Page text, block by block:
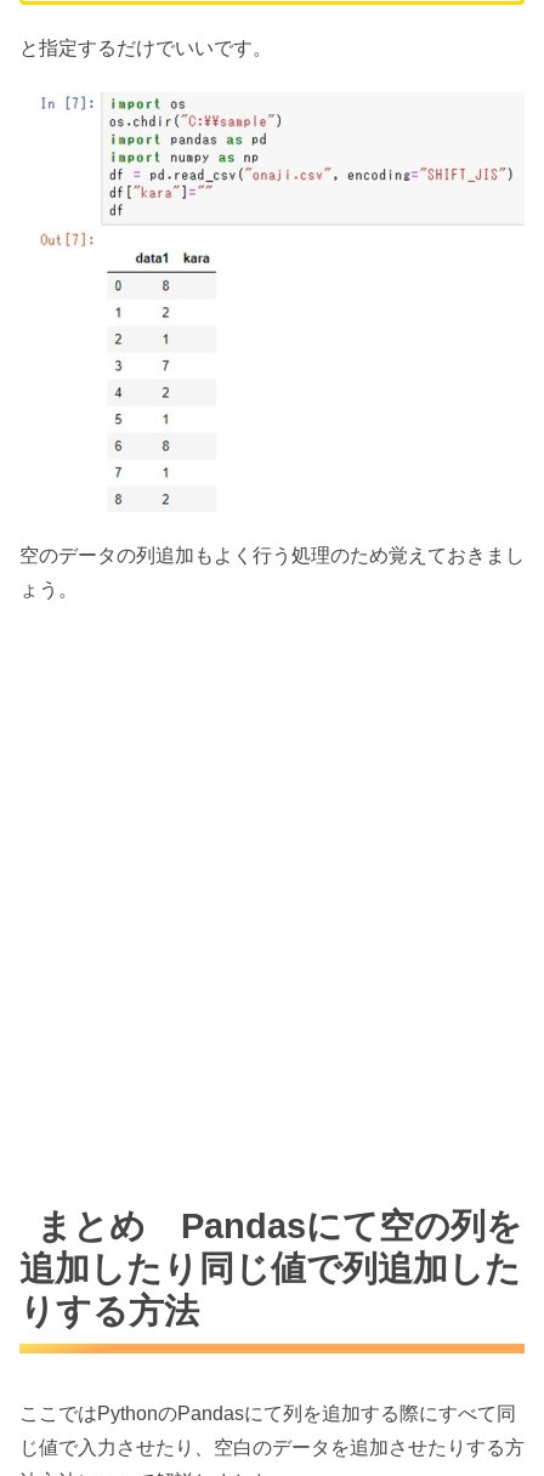
と指定するだけでいいです。
空のデータの列追加もよく行う処理のため覚えておきまし
ょう。
まとめ Pandasにて空の列を
追加したり同じ値で列追加した
りする方法
ここではPythonのPandasにて列を追加する際にすべて同
じ値で入力させたり、空白のデータを追加させたりする方